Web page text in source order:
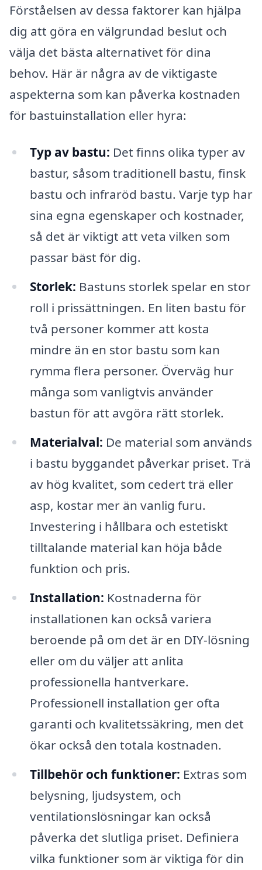
Förståelsen av dessa faktorer kan hjälpa
dig att göra en välgrundad beslut och
välja det bästa alternativet för dina
behov. Här är några av de viktigaste
aspekterna som kan påverka kostnaden
för bastuinstallation eller hyra:
Typ av bastu: Det finns olika typer av
bastur, såsom traditionell bastu, finsk
bastu och infraröd bastu. Varje typ har
sina egna egenskaper och kostnader,
så det är viktigt att veta vilken som
passar bäst för dig.
Storlek: Bastuns storlek spelar en stor
roll i prissättningen. En liten bastu för
två personer kommer att kosta
mindre än en stor bastu som kan
rymma flera personer. Överväg hur
många som vanligtvis använder
bastun för att avgöra rätt storlek.
Materialval: De material som används
i bastu byggandet påverkar priset. Trä
av hög kvalitet, som cedert trä eller
asp, kostar mer än vanlig furu.
Investering i hållbara och estetiskt
tilltalande material kan höja både
funktion och pris.
Installation: Kostnaderna för
installationen kan också variera
beroende på om det är en DIY-lösning
eller om du väljer att anlita
professionella hantverkare.
Professionell installation ger ofta
garanti och kvalitetssäkring, men det
ökar också den totala kostnaden.
Tillbehör och funktioner: Extras som
belysning, ljudsystem, och
ventilationslösningar kan också
påverka det slutliga priset. Definiera
vilka funktioner som är viktiga för din